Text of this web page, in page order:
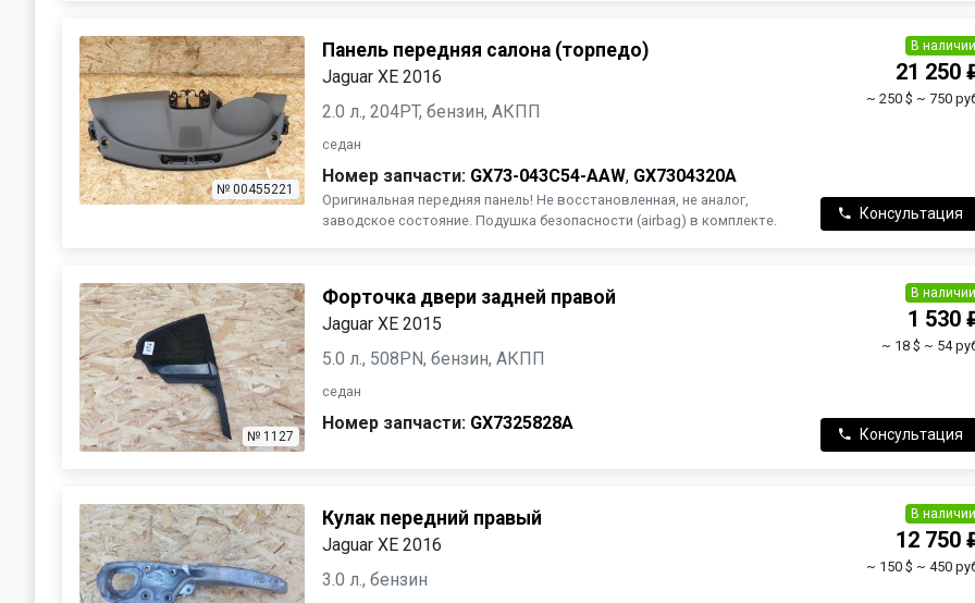
№ 00455221
Панель передняя салона (торпедо)
Jaguar XE 2016
2.0 л., 204PT, бензин, АКПП
седан
Номер запчасти: GX73-043C54-AAW, GX7304320A
Оригинальная передняя панель! Не восстановленная, не аналог,
заводское состояние. Подушка безопасности (airbag) в комплекте.
В наличии
21 250
~ 250 $ ~ 750
Консультация
№ 1127
Форточка двери задней правой
Jaguar XE 2015
5.0 л., 508PN, бензин, АКПП
седан
Номер запчасти: GX7325828A
В наличии
1 530
~ 18 $ ~ 54
Консультация
Кулак передний правый
Jaguar XE 2016
3.0 л., бензин
В наличии
12 750
~ 150 $ ~ 450